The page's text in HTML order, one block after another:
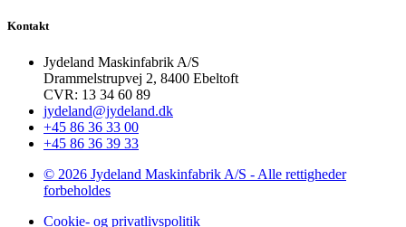
Kontakt
Jydeland Maskinfabrik A/S
Drammelstrupvej 2, 8400 Ebeltoft
CVR: 13 34 60 89
jydeland@jydeland.dk
+45 86 36 33 00
+45 86 36 39 33
© 2026 Jydeland Maskinfabrik A/S - Alle rettigheder
forbeholdes
Cookie- og privatlivspolitik